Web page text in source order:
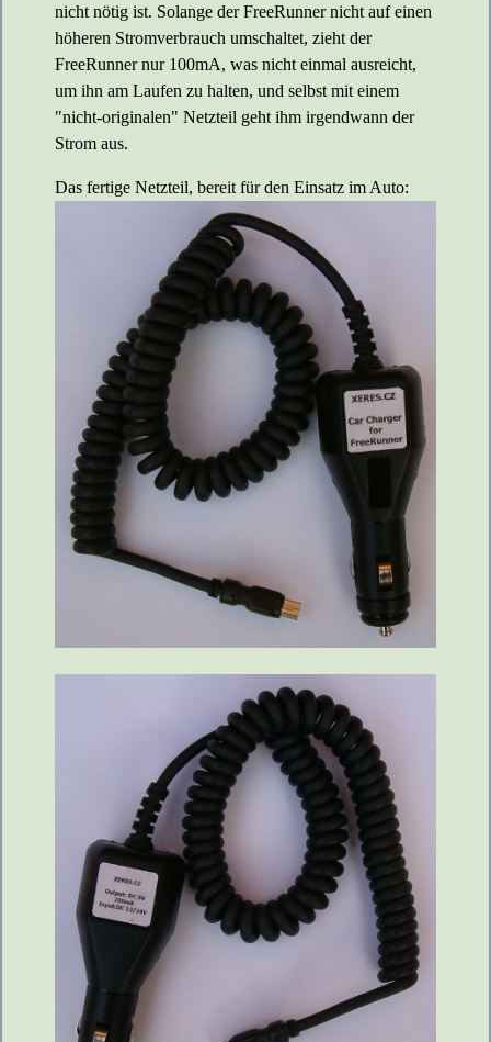
nicht nötig ist. Solange der FreeRunner nicht auf einen
höheren Stromverbrauch umschaltet, zieht der
FreeRunner nur 100mA, was nicht einmal ausreicht,
um ihn am Laufen zu halten, und selbst mit einem
"nicht-originalen" Netzteil geht ihm irgendwann der
Strom aus.
Das fertige Netzteil, bereit für den Einsatz im Auto: